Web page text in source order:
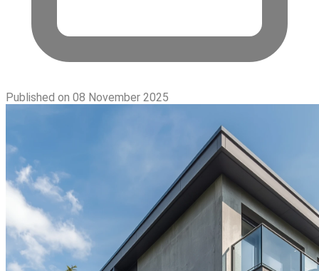
Published on 08 November 2025